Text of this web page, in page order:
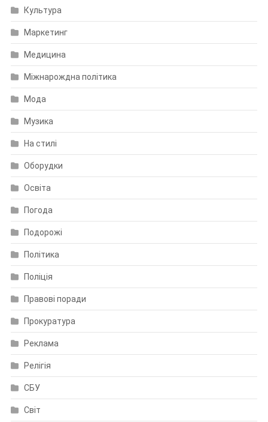
Культура
Маркетинг
Медицина
Міжнарождна політика
Мода
Музика
На стилі
Оборудки
Освіта
Погода
Подорожі
Політика
Поліція
Правові поради
Прокуратура
Реклама
Релігія
СБУ
Світ